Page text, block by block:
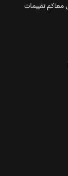
تقييمات